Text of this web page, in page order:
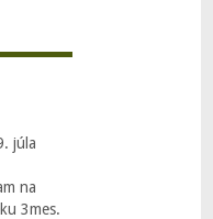
júla
na
3mes.